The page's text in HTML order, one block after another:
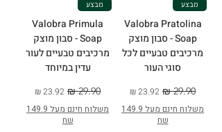
מבצע
Valobra Pratolina
Soap - סבון מוצק
מרכיבים טבעיים לכל
סוגי העור
מחיר רגיל מחיר מבצע
משלוח חינם מעל 149.9
שח
מבצע
Valobra Primula
Soap - סבון מוצק
מרכיבים טבעיים לעור
עדין במיוחד
מחיר רגיל מחיר מבצע
משלוח חינם מעל 149.9
שח